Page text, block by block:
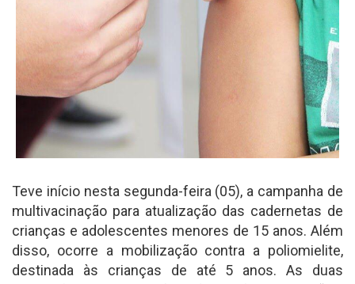
Teve início nesta segunda-feira (05), a campanha de
multivacinação para atualização das cadernetas de
crianças e adolescentes menores de 15 anos. Além
disso, ocorre a mobilização contra a poliomielite,
destinada às crianças de até 5 anos. As duas